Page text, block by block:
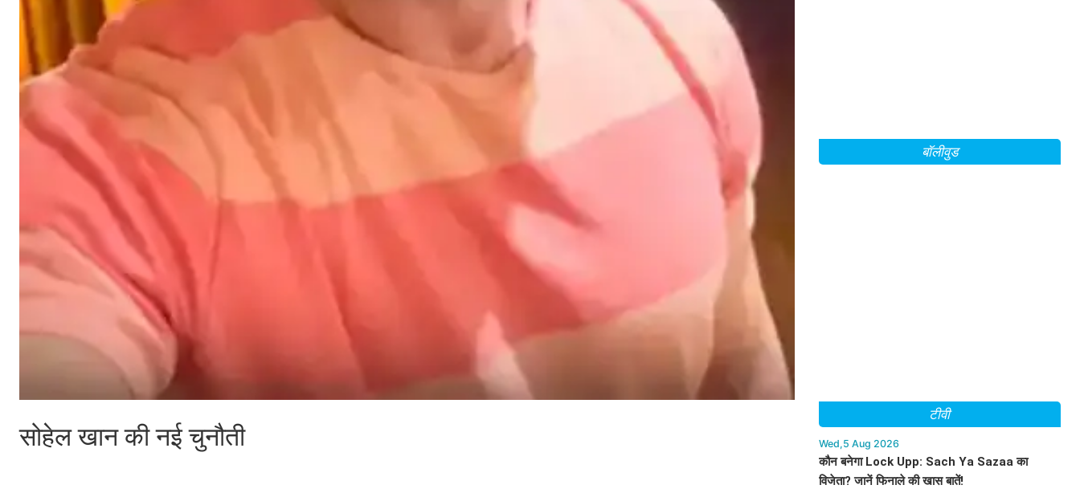
सोहेल खान की नई चुनौती
बॉलीवुड
टीवी
Wed,5 Aug 2026
कौन बनेगा Lock Upp: Sach Ya Sazaa का
विजेता? जानें फिनाले की खास बातें!